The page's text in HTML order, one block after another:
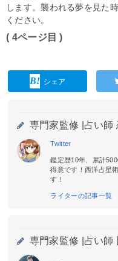
します。襲われる夢を見た
ください。
( 4ページ目 )
シェア
専門家監修 | 占い師
Twitter
鑑定歴10年、累計
得意です！西洋占星
す！
ライターの記事一覧
専門家監修 | 占い師